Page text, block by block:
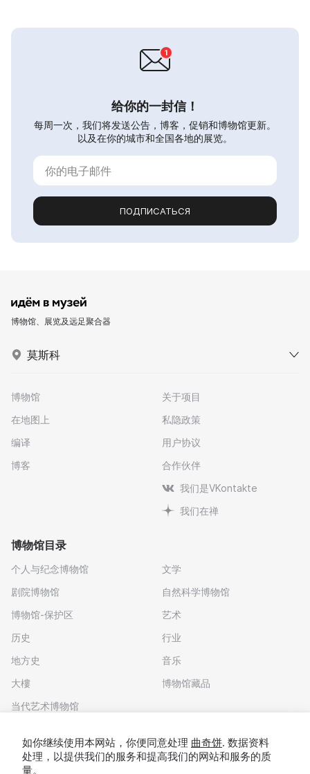
给你的一封信！
每周一次，我们将发送公告，博客，促销和博物馆更新。
以及在你的城市和全国各地的展览。
ПОДПИСАТЬСЯ
博物馆、展览及远足聚合器
莫斯科
博物馆
在地图上
编译
博客
关于项目
私隐政策
用户协议
合作伙伴
我们是VKontakte
我们在禅
博物馆目录
个人与纪念博物馆
剧院博物馆
博物馆-保护区
历史
地方史
大樓
当代艺术博物馆
文学
自然科学博物馆
艺术
行业
音乐
博物馆藏品
如你继续使用本网站，你便同意处理 曲奇饼. 数据资料
处理，以提供我们的服务和提高我们的网站和服务的质
量。